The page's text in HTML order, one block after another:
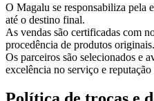
O Magalu se responsabiliza pela
até o destino final.
As vendas são certificadas com
procedência de produtos originais.
Os parceiros são selecionados e
excelência no serviço e